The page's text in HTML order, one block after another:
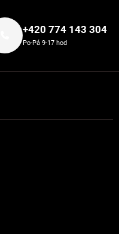
+420 774 143 304
Po-Pá 9-17 hod